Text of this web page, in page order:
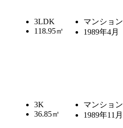
3LDK
118.95㎡
マンション
1989年4月
3K
36.85㎡
マンション
1989年11月